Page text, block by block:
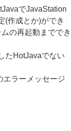
でJavaStation
(作成とか)ができ
の再起動まででき
たHotJavaでない
エラーメッセージ